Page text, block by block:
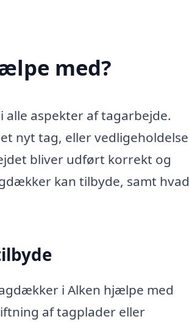
med?
alle aspekter af tagarbejde.
nyt tag, eller vedligeholdelse
bliver udført korrekt og
kan tilbyde, samt hvad
i Alken hjælpe med
af tagplader eller